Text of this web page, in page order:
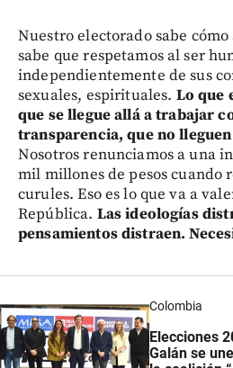
Nuestro electorado sabe
sabe que respetamos al ser
independientemente de sus
sexuales, espirituales. Lo que
que se llegue allá a trabajar
transparencia, que no
Nosotros renunciamos a una
mil millones de pesos cuando
curules. Eso es lo que va a
República. Las ideologías
pensamientos distraen.
Colombia
Elecciones
Galán se